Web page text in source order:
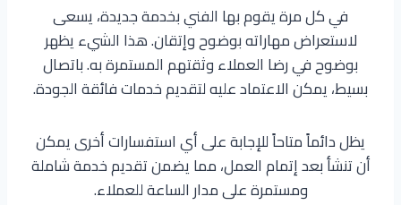
في كل مرة يقوم بها الفني بخدمة جديدة، يسعى
لاستعراض مهاراته بوضوح وإتقان. هذا الشيء يظهر
بوضوح في رضا العملاء وثقتهم المستمرة به. باتصال
بسيط، يمكن الاعتماد عليه لتقديم خدمات فائقة الجودة.
يظل دائماً متاحاً للإجابة على أي استفسارات أخرى يمكن
أن تنشأ بعد إتمام العمل، مما يضمن تقديم خدمة شاملة
ومستمرة على مدار الساعة للعملاء.